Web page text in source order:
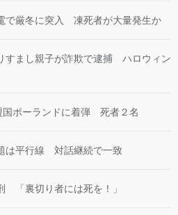
で厳冬に突入 凍死者が大量発生か
まし親子が詐欺で逮捕 ハロウィン
国ポーランドに着弾 死者２名
は平行線 対話継続で一致
「裏切り者には死を！」